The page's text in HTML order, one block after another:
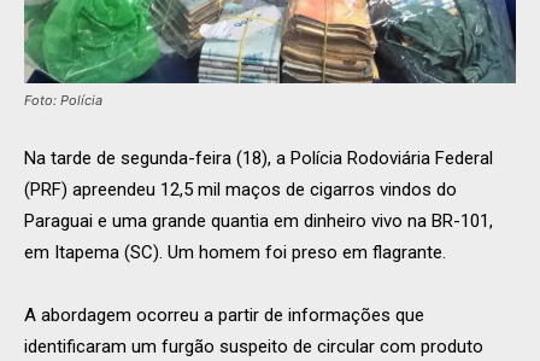
Foto: Polícia
Na tarde de segunda-feira (18), a Polícia Rodoviária Federal
(PRF) apreendeu 12,5 mil maços de cigarros vindos do
Paraguai e uma grande quantia em dinheiro vivo na BR-101,
em Itapema (SC). Um homem foi preso em flagrante.
A abordagem ocorreu a partir de informações que
identificaram um furgão suspeito de circular com produto